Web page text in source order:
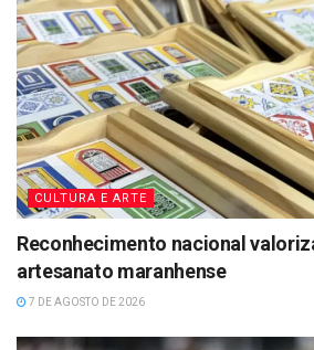
CULTURA E ARTE
Reconhecimento nacional
artesanato maranhense
7 DE AGOSTO DE 2026